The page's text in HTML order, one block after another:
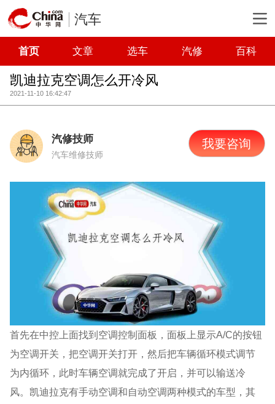
汽车
首页 文章 选车 汽修 百科
凯迪拉克空调怎么开冷风
2021-11-10 16:42:47
汽修技师
汽车维修技师
我要咨询
首先在中控上面找到空调控制面板，面板上显示A/C的按钮
为空调开关，把空调开关打开，然后把车辆循环模式调节
为内循环，此时车辆空调就完成了开启，并可以输送冷
风。凯迪拉克有手动空调和自动空调两种模式的车型，其